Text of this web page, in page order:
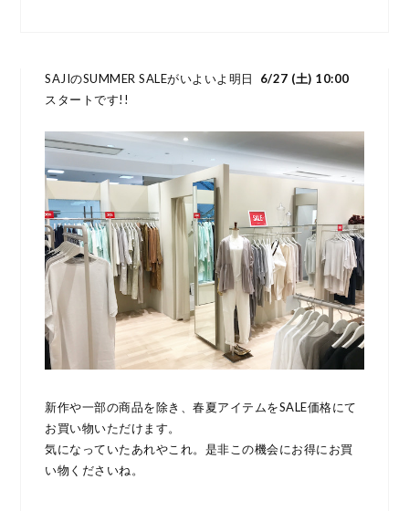
SAJIのSUMMER SALEがいよいよ明日 6/27 (土) 10:00
スタートです!!
新作や一部の商品を除き、春夏アイテムをSALE価格にて
お買い物いただけます。
気になっていたあれやこれ。是非この機会にお得にお買
い物くださいね。